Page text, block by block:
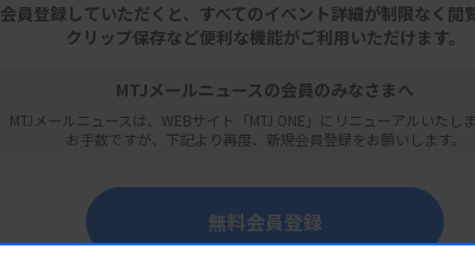
会員登録していただくと、すべてのイベント詳細が制限なく閲
クリップ保存など便利な機能がご利用いただけます。
MTJメールニュースの会員のみなさまへ
MTJメールニュースは、WEBサイト「MTJ ONE」にリニューアルいたしま
お手数ですが、下記より再度、新規会員登録をお願いします。
無料会員登録